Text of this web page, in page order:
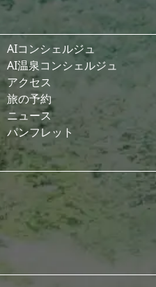
AIコンシェルジュ
AI温泉コンシェルジュ
アクセス
旅の予約
ニュース
パンフレット